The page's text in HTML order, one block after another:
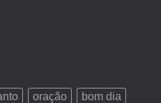
oração
bom dia